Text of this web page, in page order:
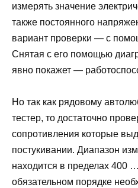
измерять значение
также постоянного
вариант проверки — с
Снятая с его помощью
явно покажет —
Но так как рядовому
тестер, то достаточно
сопротивления которые
постукивании. Диапазон
находится в пределах 400
обязательном порядке